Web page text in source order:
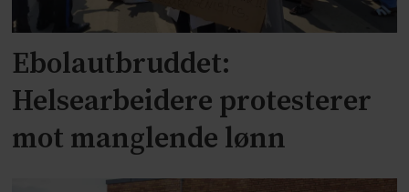
Ebolautbruddet:
Helsearbeidere protesterer
mot manglende lønn